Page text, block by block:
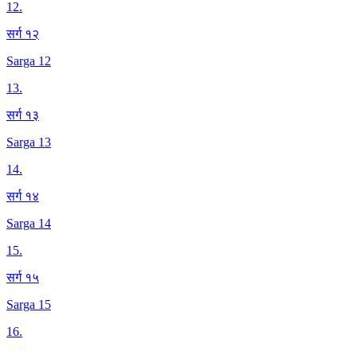
12.
सर्ग १२
Sarga 12
13.
सर्ग १३
Sarga 13
14.
सर्ग १४
Sarga 14
15.
सर्ग १५
Sarga 15
16.